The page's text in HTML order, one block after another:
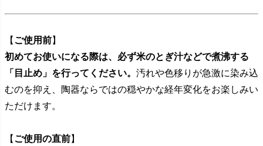
【 ご使用前】
初めてお使いになる際は、必ず米のとぎ汁などで煮沸する
「目止め」を行ってください。 汚れや色移りが急激に染み込
むのを抑え、陶器ならではの穏やかな経年変化をお楽しみい
ただけます。
【 ご使用の直前】